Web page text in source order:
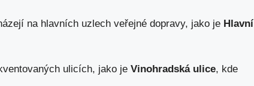
na hlavních uzlech veřejné dopravy, jako je Hlavní
ulicích, jako je Vinohradská ulice,‍ kde